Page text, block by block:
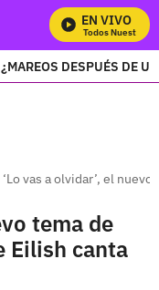
EN VIVO
Mira Todos Nuestros
¿MAREOS DESPUÉS DE
‘Lo vas a olvidar’, el
tema de
Eilish canta